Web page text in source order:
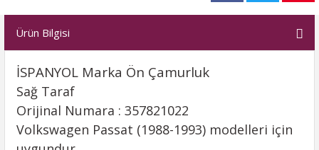
Ürün Bilgisi
İSPANYOL Marka Ön Çamurluk
Sağ Taraf
Orijinal Numara : 357821022
Volkswagen Passat (1988-1993) modelleri için